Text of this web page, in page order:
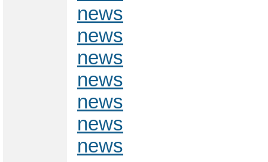
news
news
news
news
news
news
news